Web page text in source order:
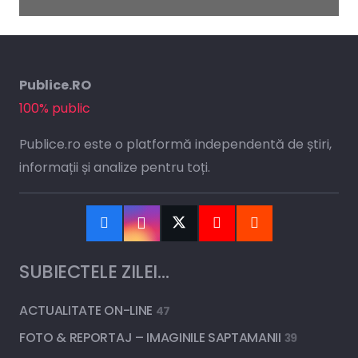
Publice.RO
100% public
Publice.ro este o platformă independentă de știri,
informații și analize pentru toți.
SUBIECTELE ZILEI…
ACTUALITATE ON-LINE 47
FOTO & REPORTAJ – IMAGINILE SAPTAMANII 39